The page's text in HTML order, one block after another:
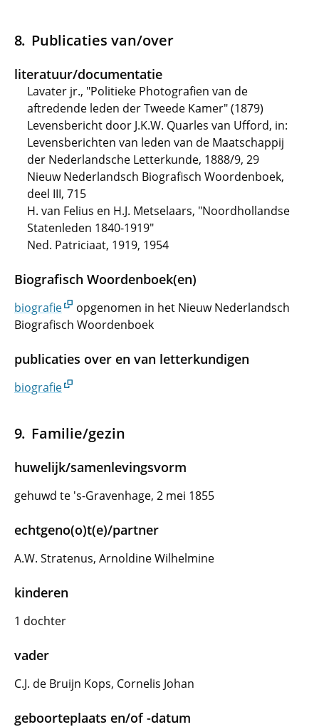
Publicaties van/over
literatuur/documentatie
Lavater jr., "Politieke Photografien van de
aftredende leden der Tweede Kamer" (1879)
Levensbericht door J.K.W. Quarles van Ufford, in:
Levensberichten van leden van de Maatschappij
der Nederlandsche Letterkunde, 1888/9, 29
Nieuw Nederlandsch Biografisch Woordenboek,
deel III, 715
H. van Felius en H.J. Metselaars, "Noordhollandse
Statenleden 1840-1919"
Ned. Patriciaat, 1919, 1954
Biografisch Woordenboek(en)
biografie
opgenomen in het Nieuw Nederlandsch
Biografisch Woordenboek
publicaties over en van letterkundigen
biografie
Familie/gezin
huwelijk/samenlevingsvorm
gehuwd te 's-Gravenhage, 2 mei 1855
echtgeno(o)t(e)/partner
A.W. Stratenus, Arnoldine Wilhelmine
kinderen
1 dochter
vader
C.J. de Bruijn Kops, Cornelis Johan
geboorteplaats en/of -datum